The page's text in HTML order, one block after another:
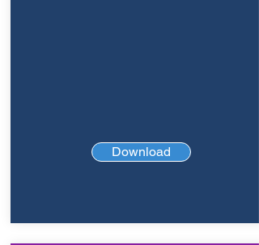
Download